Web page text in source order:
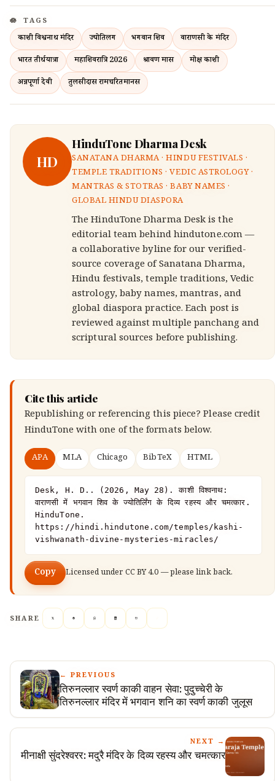
TAGS
काशी विश्वनाथ मंदिर ज्योतिर्लिंग भगवान शिव
वाराणसी के मंदिर
भारत तीर्थयात्रा
महाशिवरात्रि 2026 श्रावण मास
मोक्ष काशी
अन्नपूर्णा देवी
तुलसीदास रामचरितमानस
HD
HinduTone Dharma Desk
SANATANA DHARMA · HINDU FESTIVALS ·
TEMPLE TRADITIONS · VEDIC ASTROLOGY ·
MANTRAS & STOTRAS · BABY NAMES ·
GLOBAL HINDU DIASPORA
The HinduTone Dharma Desk is the
editorial team behind hindutone.com —
a collaborative byline for our verified-
source coverage of Sanatana Dharma,
Hindu festivals, temple traditions, Vedic
astrology, baby names, mantras, and
global diaspora practice. Each post is
reviewed against multiple panchang and
scriptural sources before publishing.
Cite this article
Republishing or referencing this piece? Please credit
HinduTone with one of the formats below.
APA MLA Chicago BibTeX HTML
Desk, H. D.. (2026, May 28). काशी विश्वनाथ:
वाराणसी में भगवान शिव के ज्योतिर्लिंग के दिव्य रहस्य और चमत्कार.
HinduTone.
https://hindi.hindutone.com/temples/kashi-
vishwanath-divine-mysteries-miracles/
Copy Licensed under CC BY 4.0 — please link back.
SHARE
← PREVIOUS
तिरुनल्लार स्वर्ण काकी वाहन सेवा: पुदुच्चेरी के
तिरुनल्लार मंदिर में भगवान शनि का स्वर्ण काकी जुलूस
NEXT →
मीनाक्षी सुंदरेश्वरर: मदुरै मंदिर के दिव्य रहस्य और चमत्कार